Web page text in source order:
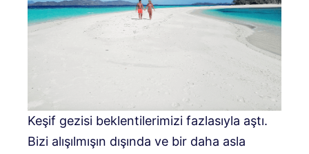
Keşif gezisi beklentilerimizi fazlasıyla aştı.
Bizi alışılmışın dışında ve bir daha asla